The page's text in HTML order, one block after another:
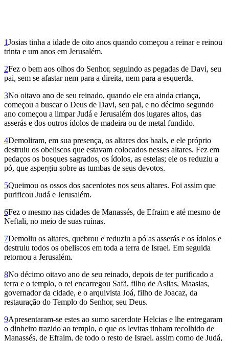
1Josias tinha a idade de oito anos quando começou a reinar e reinou
trinta e um anos em Jerusalém.
2Fez o bem aos olhos do Senhor, seguindo as pegadas de Davi, seu
pai, sem se afastar nem para a direita, nem para a esquerda.
3No oitavo ano de seu reinado, quando ele era ainda criança,
começou a buscar o Deus de Davi, seu pai, e no décimo segundo
ano começou a limpar Judá e Jerusalém dos lugares altos, das
asserás e dos outros ídolos de madeira ou de metal fundido.
4Demoliram, em sua presença, os altares dos baals, e ele próprio
destruiu os obeliscos que estavam colocados nesses altares. Fez em
pedaços os bosques sagrados, os ídolos, as estelas; ele os reduziu a
pó, que aspergiu sobre as tumbas de seus devotos.
5Queimou os ossos dos sacerdotes nos seus altares. Foi assim que
purificou Judá e Jerusalém.
6Fez o mesmo nas cidades de Manassés, de Efraim e até mesmo de
Neftali, no meio de suas ruínas.
7Demoliu os altares, quebrou e reduziu a pó as asserás e os ídolos e
destruiu todos os obeliscos em toda a terra de Israel. Em seguida
retornou a Jerusalém.
8No décimo oitavo ano de seu reinado, depois de ter purificado a
terra e o templo, o rei encarregou Safã, filho de Aslias, Maasias,
governador da cidade, e o arquivista Joá, filho de Joacaz, da
restauração do Templo do Senhor, seu Deus.
9Apresentaram-se estes ao sumo sacerdote Helcias e lhe entregaram
o dinheiro trazido ao templo, o que os levitas tinham recolhido de
Manassés, de Efraim, de todo o resto de Israel, assim como de Judá,